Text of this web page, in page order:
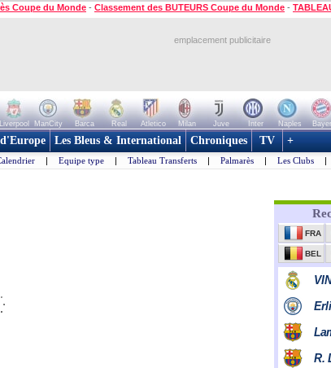
Coupe du Monde - Classement des BUTEURS Coupe du Monde -
emplacement publicitaire
Liverpool ManCity Barca Real Atletico Milan Juve Inter Naples
Les Bleus & International Chroniques TV +
| Equipe type | Tableau Transferts | Palmarès | Les Clubs |